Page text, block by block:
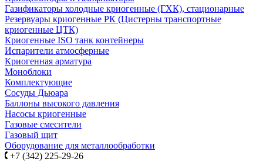
Газификаторы холодные криогенные (ГХК), стационарные
Резервуары криогенные РК (Цистерны транспортные
криогенные ЦТК)
Криогенные ISO танк контейнеры
Испарители атмосферные
Криогенная арматура
Моноблоки
Комплектующие
Сосуды Дьюара
Баллоны высокого давления
Насосы криогенные
Газовые смесители
Газовый щит
Оборудование для металлообработки
+7 (342) 225-29-26